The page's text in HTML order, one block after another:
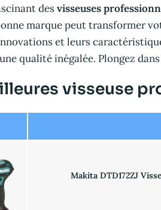
desvisseuses
marque peut transformer
et leurs
qualité inégalée. Plongez
visseuse
Makita DTD172ZJ